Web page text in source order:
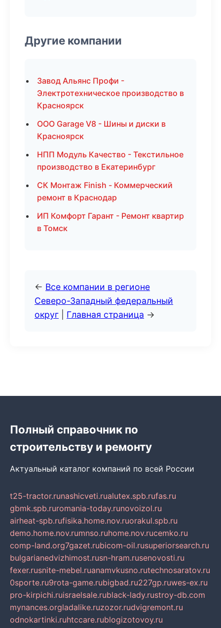
Другие компании
Завод Альянс Профи -
Электротехническое производство в
Красноярск
ООО Garage V8 - Шины и диски в
Красноярск
НПП Модуль Качество - Текстильное
производство в Екатеринбург
СК Монтаж Finish - Коммерческий
ремонт в Краснодар
ИП Комфорт Гарант - Ремонт квартир
в Томск
← Все компании в регионе
Северо-Западный федеральный
округ
Главная страница →
Полный справочник по
строительству и ремонту
Актуальный каталог компаний по всей России
t25-tractor.runashicveti.rualutex.spb.rufas.ru
gbmk.spb.ruromania-today.runovoizol.ru
airheat-spb.rufisika.home.nov.ruorakul.spb.ru
demo.home.nov.rumnso.ruhome.nov.rucemko.ru
comp-land.org7gazet.rubicom-oil.rusuperiorsearch.ru
bulgarianedvizhimost.rusn-hram.rusenovosti.ru
fexer.rusnite-mebel.ruanamvkusno.rutechnosaratov.ru
0sporte.ru9rota-game.rubigbad.ru227gp.ruwes-ex.ru
pro-kirpichi.ruisraelsale.rublack-lady.rustroy-db.com
mynances.orgladalike.ruzozor.rudvigremont.ru
odnokartinki.ruhtccare.rublogizotovoy.ru